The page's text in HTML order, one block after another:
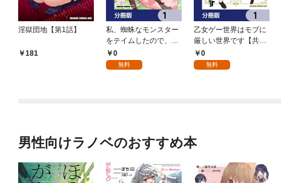
淫獄団地【第1話】
181
私、蜘蛛なモンスター
をテイムしたので、ス
パイダーシルクで裁縫
を頑張ります！【分冊
0
無料
乙女ゲー世界はモブに
厳しい世界です【共和
国編】【分冊版】 1
0
無料
男性向けラノベのおすすめ本